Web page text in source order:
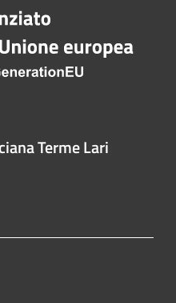
Terme Lari